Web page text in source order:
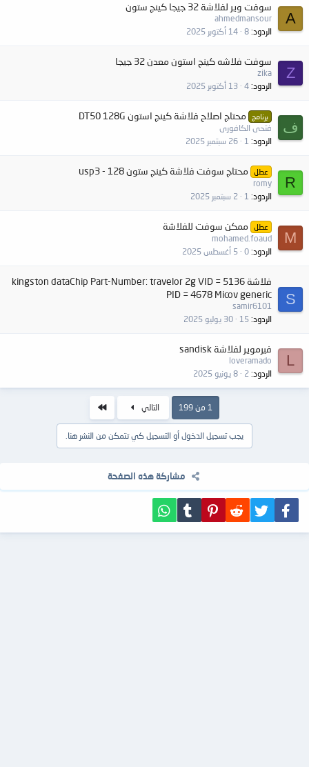
A
سوفت وير لفلاشة 32 جيجا كينج ستون
ahmedmansour
الردود 8 14 أكتوبر 2025
Z
سوفت فلاشه كينج استون معدن 32 جيجا
zika
الردود 4 13 أكتوبر 2025
ف
برنامج محتاج اصلاح فلاشة كينج استون DT50 128G
فتحى الكافورى
الردود 1 26 سبتمبر 2025
R
عطل محتاج سوفت فلاشة كينج ستون 128 - usp3
romy
الردود 1 2 سبتمبر 2025
M
عطل ممكن سوفت للفلاشة
mohamed.foaud
الردود 0 5 أغسطس 2025
S
فلاشة kingston dataChip Part-Number: travelor 2g VID = 5136
PID = 4678 Micov generic
samir6101
الردود 15 30 يوليو 2025
L
فيرموير لفلاشة sandisk
loveramado
الردود 2 8 يونيو 2025
1 من 199 التالي
يجب تسجيل الدخول أو التسجيل كي تتمكن من النشر هنا.
مشاركة هذه الصفحة
فيسبوك تويتر Reddit
Pinterest
Tumblr